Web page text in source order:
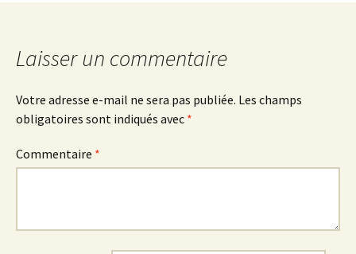
des
articles
Laisser un commentaire
Votre adresse e-mail ne sera pas publiée. Les champs
obligatoires sont indiqués avec *
Commentaire *